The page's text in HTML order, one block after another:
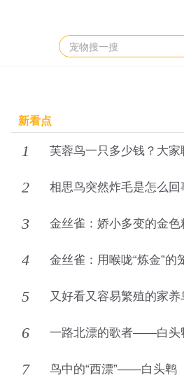
新看点
1 芙蓉鸟一只多少钱？大家
2
3 金丝雀：娇小多变的金色
4
5
6 一路北漂的歌者——白头
7 鸟中的“西漂”——白头鹎